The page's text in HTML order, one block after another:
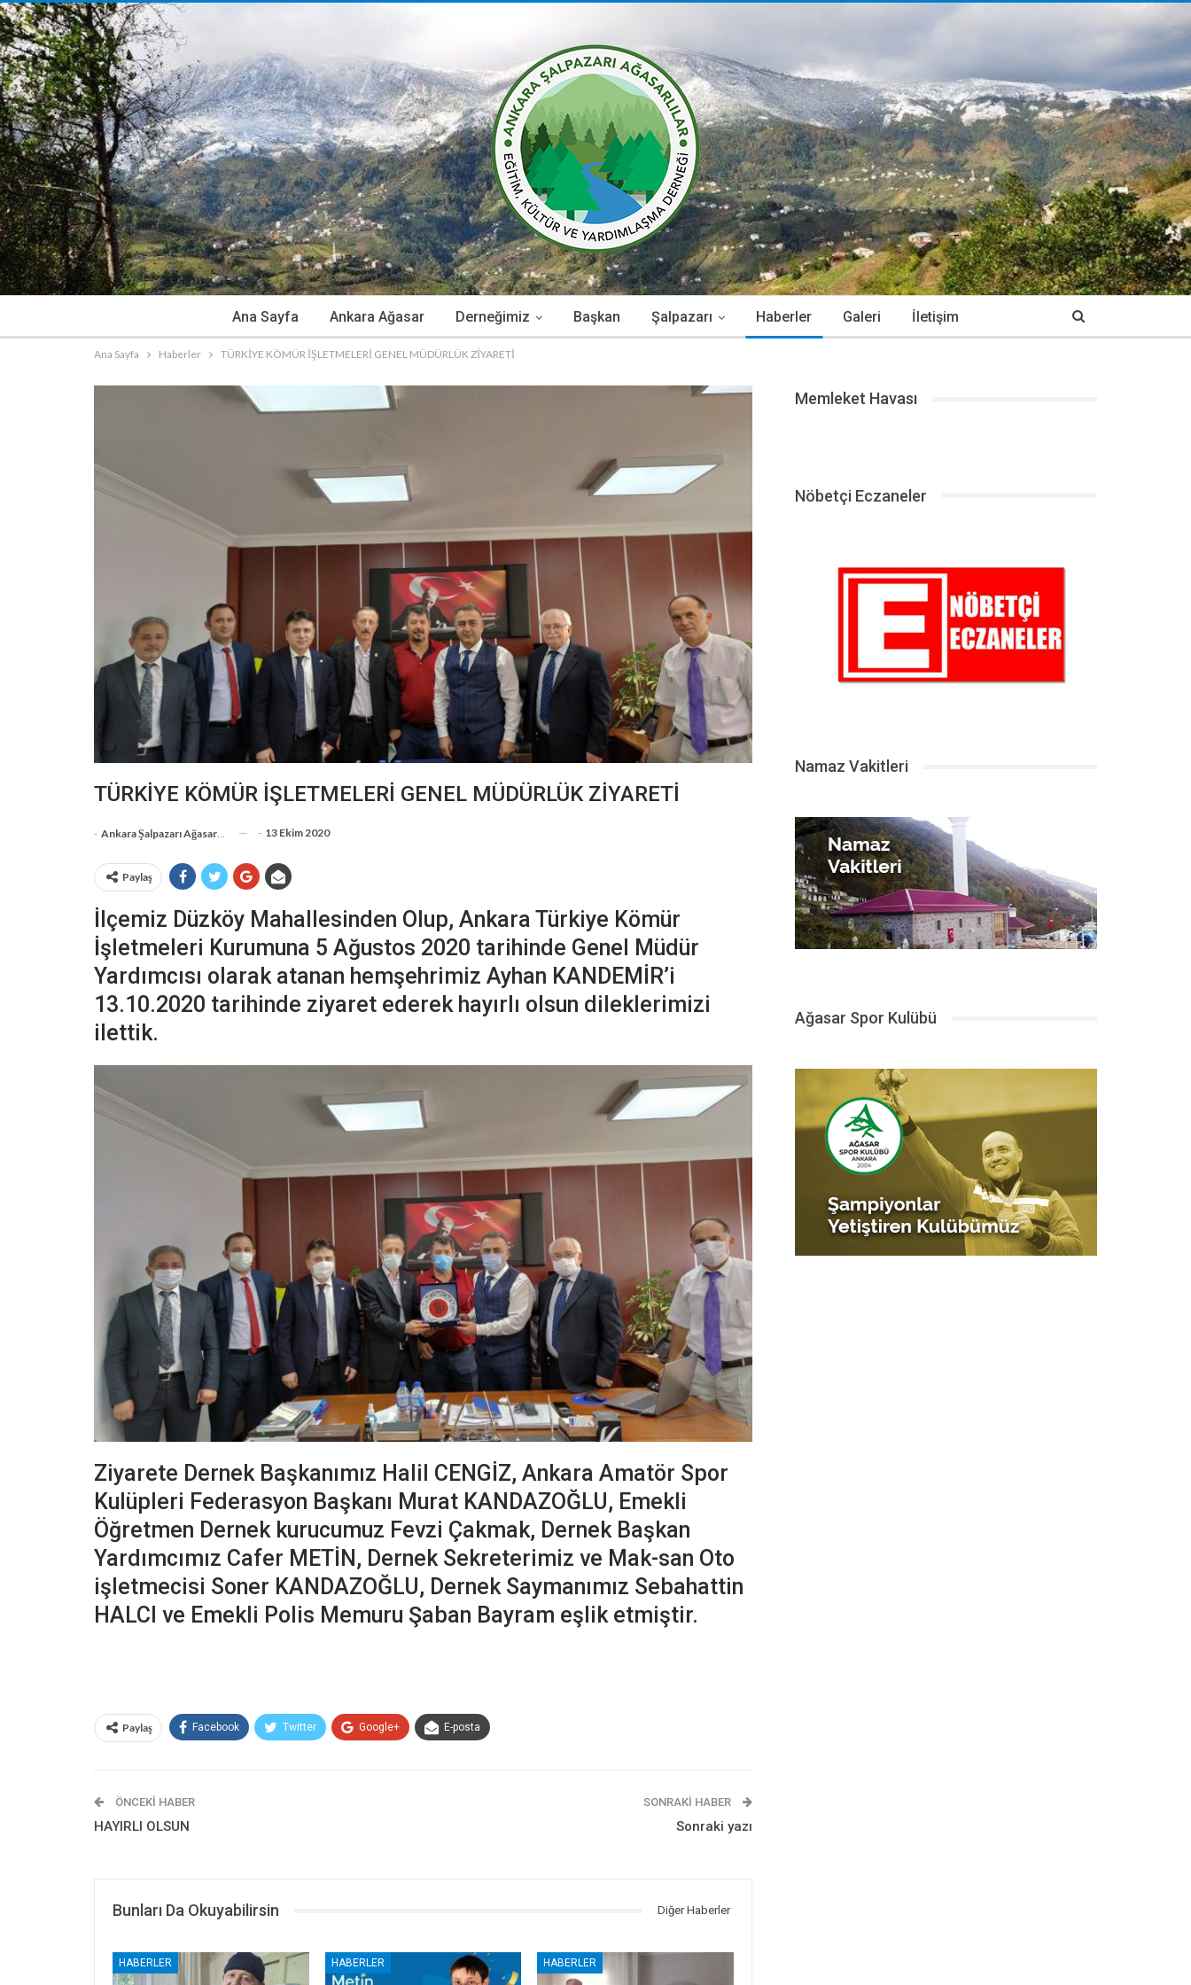
Ana Sayfa Ankara Ağasar Derneğimiz Başkan Şalpazarı Haberler Galeri İletişim
Ana Sayfa Haberler TÜRKİYE KÖMÜR İŞLETMELERİ GENEL MÜDÜRLÜK ZİYARETİ
TÜRKİYE KÖMÜR İŞLETMELERİ GENEL MÜDÜRLÜK ZİYARETİ
- Ankara Şalpazarı Ağasarlılar Eğitim Kültür Ve Dayanışma Derneği - 13 Ekim 2020
Paylaş
İlçemiz Düzköy Mahallesinden Olup, Ankara Türkiye Kömür
İşletmeleri Kurumuna 5 Ağustos 2020 tarihinde Genel Müdür
Yardımcısı olarak atanan hemşehrimiz Ayhan KANDEMİR’i
13.10.2020 tarihinde ziyaret ederek hayırlı olsun dileklerimizi
ilettik.
Ziyarete Dernek Başkanımız Halil CENGİZ, Ankara Amatör Spor
Kulüpleri Federasyon Başkanı Murat KANDAZOĞLU, Emekli
Öğretmen Dernek kurucumuz Fevzi Çakmak, Dernek Başkan
Yardımcımız Cafer METİN, Dernek Sekreterimiz ve Mak-san Oto
işletmecisi Soner KANDAZOĞLU, Dernek Saymanımız Sebahattin
HALCI ve Emekli Polis Memuru Şaban Bayram eşlik etmiştir.
Paylaş Facebook Twitter Google+ E-posta
ÖNCEKI HABER
HAYIRLI OLSUN
SONRAKI HABER
Sonraki yazı
Bunları Da Okuyabilirsin Diğer Haberler
HABERLER HABERLER HABERLER
Memleket Havası
Nöbetçi Eczaneler
Namaz Vakitleri
Ağasar Spor Kulübü